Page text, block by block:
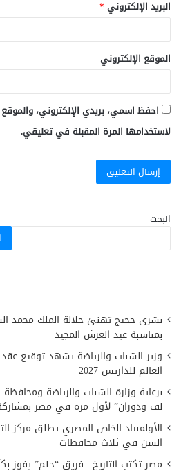
البريد الإلكتروني *
الموقع الإلكتروني
احفظ اسمي، بريدي الإلكتروني،
لاستخدامها المرة المقبلة في تعليقي.
البحث
بشرى حجيج تهنئ جلالة الملك محمد
بمناسبة عيد العرش المجيد
وزير الشباب والرياضة يشهد توقيع
العالم للدارتس 2027
برعاية وزارة الشباب والرياضة
لف ودوران” لأول مرة في مصر بمشاركة 100
الأولمبياد الخاص المصري يطلق مركز
السن في ثلاث محافظات